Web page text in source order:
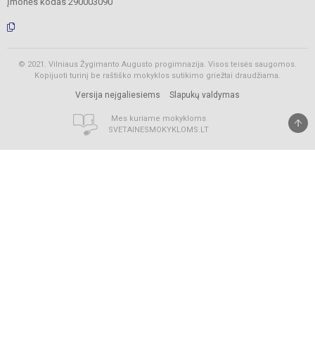
© 2021. Vilniaus Žygimanto Augusto progimnazija. Visos teisės saugomos.
Kopijuoti turinį be raštiško mokyklos sutikimo griežtai draudžiama.
Versija neįgaliesiems Slapukų valdymas
Mes kuriame mokykloms
SVETAINESMOKYKLOMS.LT